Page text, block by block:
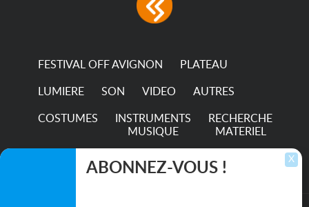
FESTIVAL OFF AVIGNON PLATEAU
LUMIERE SON VIDEO AUTRES
COSTUMES
INSTRUMENTS
MUSIQUE
RECHERCHE
MATERIEL
TRANSPORTS X
ABONNEZ-VOUS !